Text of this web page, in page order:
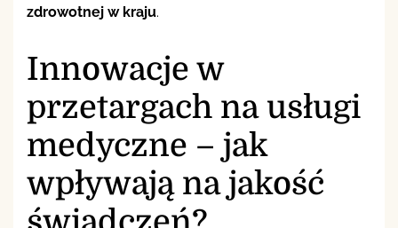
zdrowotnej w kraju.
Innowacje w
przetargach na usługi
medyczne – jak
wpływają na jakość